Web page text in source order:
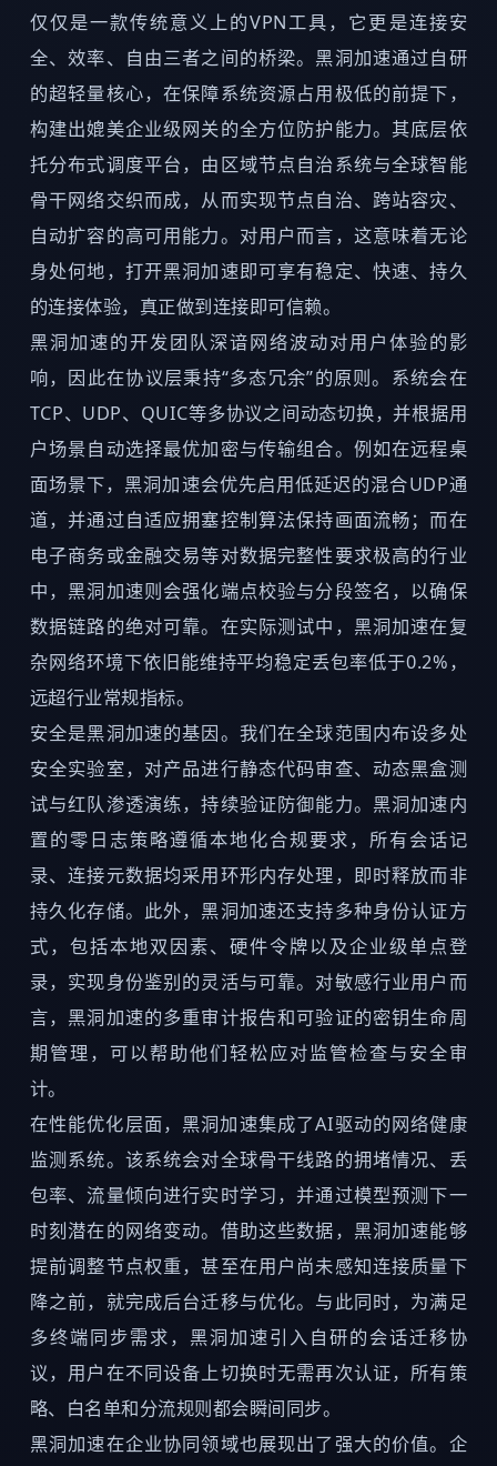
仅仅是一款传统意义上的VPN工具，它更是连接安
全、效率、自由三者之间的桥梁。黑洞加速通过自研
的超轻量核心，在保障系统资源占用极低的前提下，
构建出媲美企业级网关的全方位防护能力。其底层依
托分布式调度平台，由区域节点自治系统与全球智能
骨干网络交织而成，从而实现节点自治、跨站容灾、
自动扩容的高可用能力。对用户而言，这意味着无论
身处何地，打开黑洞加速即可享有稳定、快速、持久
的连接体验，真正做到连接即可信赖。
黑洞加速的开发团队深谙网络波动对用户体验的影
响，因此在协议层秉持“多态冗余”的原则。系统会在
TCP、UDP、QUIC等多协议之间动态切换，并根据用
户场景自动选择最优加密与传输组合。例如在远程桌
面场景下，黑洞加速会优先启用低延迟的混合UDP通
道，并通过自适应拥塞控制算法保持画面流畅；而在
电子商务或金融交易等对数据完整性要求极高的行业
中，黑洞加速则会强化端点校验与分段签名，以确保
数据链路的绝对可靠。在实际测试中，黑洞加速在复
杂网络环境下依旧能维持平均稳定丢包率低于0.2%，
远超行业常规指标。
安全是黑洞加速的基因。我们在全球范围内布设多处
安全实验室，对产品进行静态代码审查、动态黑盒测
试与红队渗透演练，持续验证防御能力。黑洞加速内
置的零日志策略遵循本地化合规要求，所有会话记
录、连接元数据均采用环形内存处理，即时释放而非
持久化存储。此外，黑洞加速还支持多种身份认证方
式，包括本地双因素、硬件令牌以及企业级单点登
录，实现身份鉴别的灵活与可靠。对敏感行业用户而
言，黑洞加速的多重审计报告和可验证的密钥生命周
期管理，可以帮助他们轻松应对监管检查与安全审
计。
在性能优化层面，黑洞加速集成了AI驱动的网络健康
监测系统。该系统会对全球骨干线路的拥堵情况、丢
包率、流量倾向进行实时学习，并通过模型预测下一
时刻潜在的网络变动。借助这些数据，黑洞加速能够
提前调整节点权重，甚至在用户尚未感知连接质量下
降之前，就完成后台迁移与优化。与此同时，为满足
多终端同步需求，黑洞加速引入自研的会话迁移协
议，用户在不同设备上切换时无需再次认证，所有策
略、白名单和分流规则都会瞬间同步。
黑洞加速在企业协同领域也展现出了强大的价值。企